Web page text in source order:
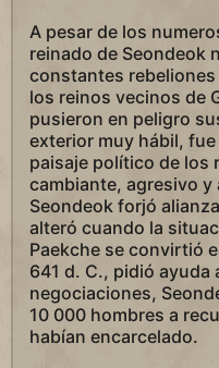
A pesar de los
reinado de Seondeok
constantes
los reinos vecinos de
pusieron en peligro
exterior muy hábil,
paisaje político de los
cambiante, agresivo y
Seondeok forjó
alteró cuando la
Paekche se convirtió
641 d. C., pidió ayuda
negociaciones,
10 000 hombres a
habían encarcelado.